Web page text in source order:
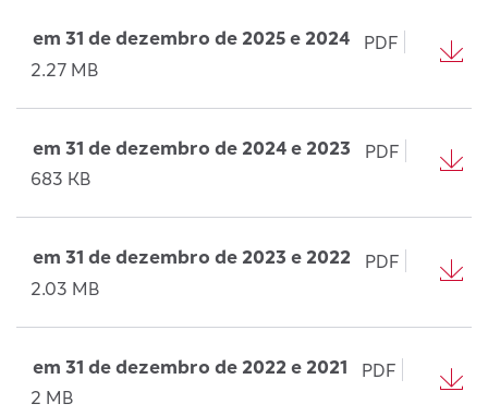
em 31 de dezembro de 2025 e 2024
PDF
2.27 MB
em 31 de dezembro de 2024 e 2023
PDF
683 KB
em 31 de dezembro de 2023 e 2022
PDF
2.03 MB
em 31 de dezembro de 2022 e 2021
PDF
2 MB